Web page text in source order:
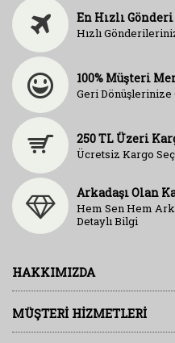
En Hızlı
Hızlı
100% Müşteri
Geri
250 TL Üzeri
Ücretsiz Kargo
Arkadaşı Olan
Hem Sen Hem
Detaylı Bilgi
HAKKIMIZDA
MÜŞTERI HIZMETLERI